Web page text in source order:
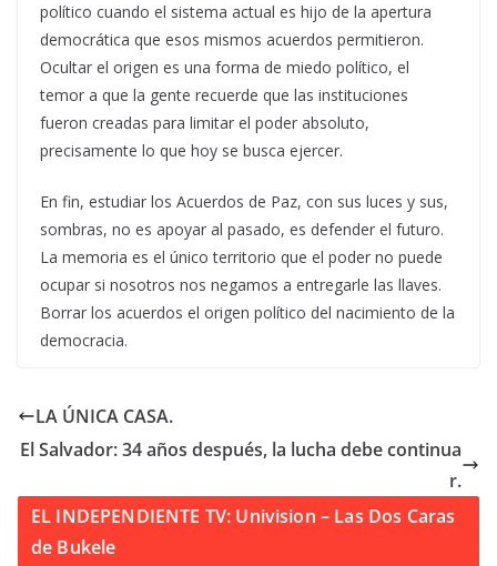
político cuando el sistema actual es hijo de la apertura
democrática que esos mismos acuerdos permitieron.
Ocultar el origen es una forma de miedo político, el
temor a que la gente recuerde que las instituciones
fueron creadas para limitar el poder absoluto,
precisamente lo que hoy se busca ejercer.
En fin, estudiar los Acuerdos de Paz, con sus luces y sus,
sombras, no es apoyar al pasado, es defender el futuro.
La memoria es el único territorio que el poder no puede
ocupar si nosotros nos negamos a entregarle las llaves.
Borrar los acuerdos el origen político del nacimiento de la
democracia.
LA ÚNICA CASA.
El Salvador: 34 años después, la lucha debe continua
r.
EL INDEPENDIENTE TV: Univision – Las Dos Caras
de Bukele